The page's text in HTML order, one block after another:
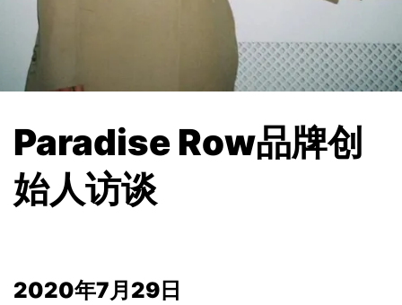
Paradise Row品牌创
始人访谈
2020年7月29日